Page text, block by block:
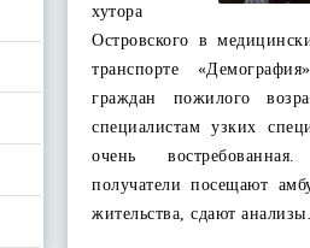
хутора
Островского в
транспорте
граждан пожилого
специалистам узких
очень востребованная.
получатели посещают
жительства, сдают